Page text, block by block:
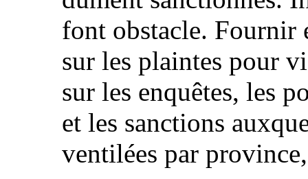
font obstacle. Fournir
sur les plaintes pour
sur les enquêtes, les
et les sanctions
ventilées par